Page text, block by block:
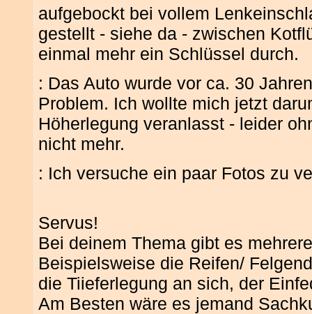
aufgebockt bei vollem
gestellt - siehe da - zwischen
einmal mehr ein Schlüssel durch.
: Das Auto wurde vor ca. 30
Problem. Ich wollte mich jetzt
Höherlegung veranlasst - leider
nicht mehr.
: Ich versuche ein paar Fotos zu
Servus!
Bei deinem Thema gibt es
Beispielsweise die Reifen/
die Tiieferlegung an sich, der
Am Besten wäre es jemand